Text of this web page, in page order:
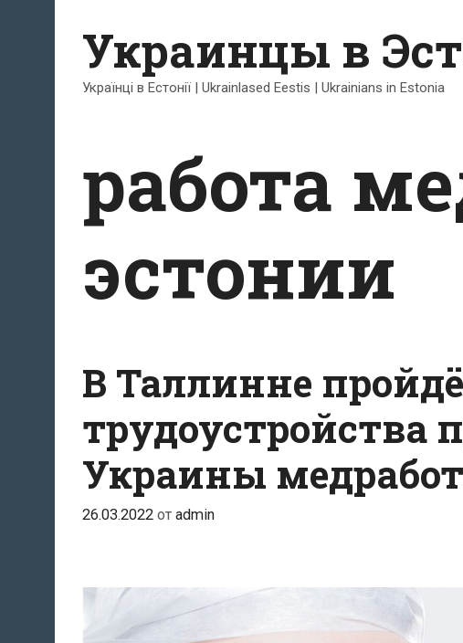
содержимому
Украинцы в
Українці в Естонії | Ukrainlased Eestis | Ukrainians in Estonia
работа
эстонии
В Таллинне
трудоустройства
Украины
26.03.2022 от admin